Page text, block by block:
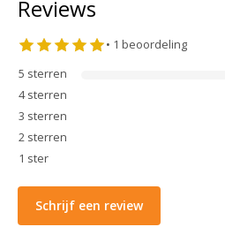
Reviews
• 1 beoordeling
5 sterren
4 sterren
3 sterren
2 sterren
1 ster
Schrijf een review